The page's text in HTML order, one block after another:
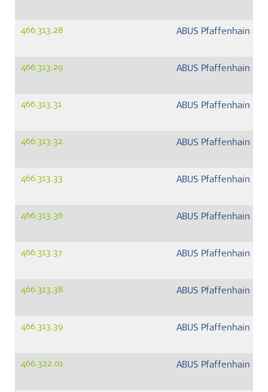
466.313.28 ABUS Pfaffenhain
466.313.29 ABUS Pfaffenhain
466.313.31 ABUS Pfaffenhain
466.313.32 ABUS Pfaffenhain
466.313.33 ABUS Pfaffenhain
466.313.36 ABUS Pfaffenhain
466.313.37 ABUS Pfaffenhain
466.313.38 ABUS Pfaffenhain
466.313.39 ABUS Pfaffenhain
466.322.01 ABUS Pfaffenhain